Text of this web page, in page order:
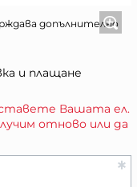
допълнително
и плащане
Вашата ел.
отново или да